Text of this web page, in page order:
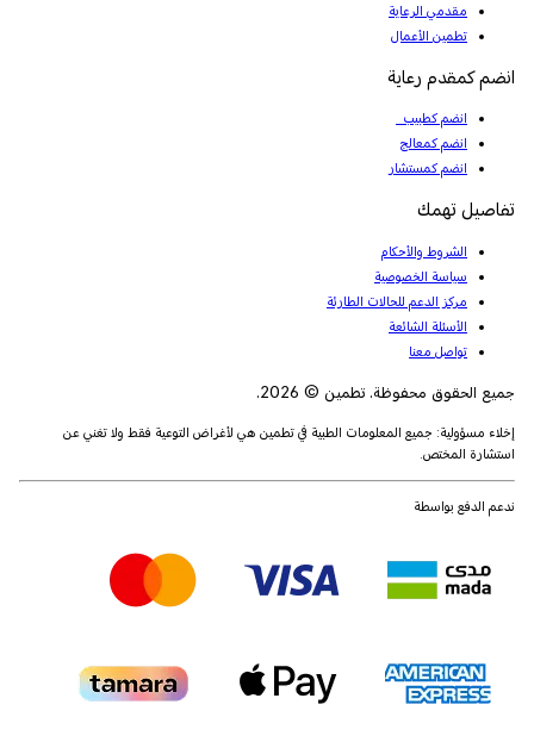
مقدمي الرعاية
تطمين الأعمال
انضم كمقدم رعاية
انضم كطبيب
انضم كمعالج
انضم كمستشار
تفاصيل تهمك
الشروط والأحكام
سياسة الخصوصية
مركز الدعم للحالات الطارئة
الأسئلة الشائعة
تواصل معنا
جميع الحقوق محفوظة. تطمين © 2026.
إخلاء مسؤولية: جميع المعلومات الطبية في تطمين هي لأغراض التوعية فقط ولا تغني عن
استشارة المختص.
ندعم الدفع بواسطة